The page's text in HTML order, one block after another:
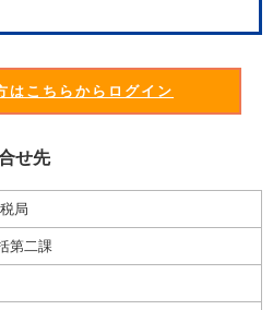
はこちらからログイン
せ先
局
第二課